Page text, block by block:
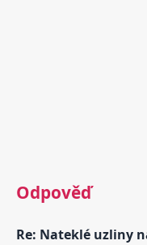
Odpověď
Re: Nateklé uzliny